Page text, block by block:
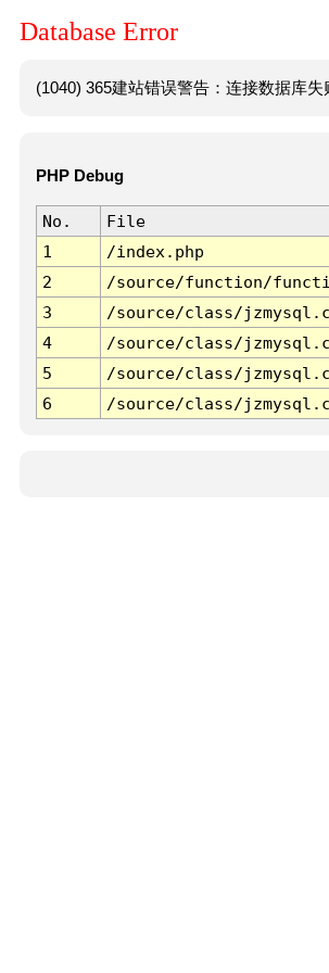
Database Error
(1040) 365建站错误警告：连接数据库
PHP Debug
No. File
1
/index.php
2
/source/function/
3
/source/class/
4
/source/class/
5
/source/class/
6
/source/class/